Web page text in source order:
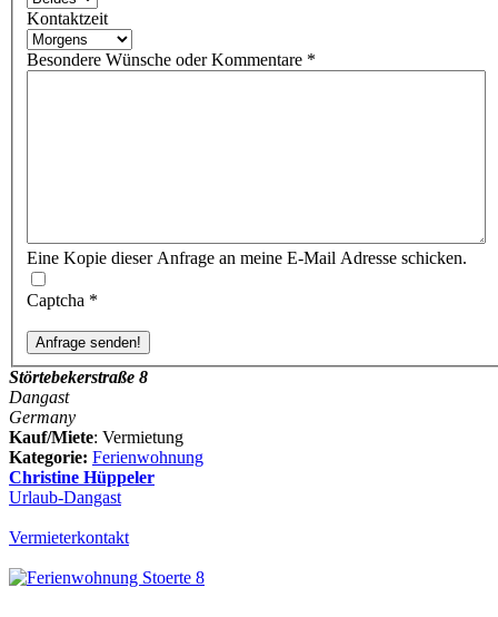
Kontaktzeit
Besondere Wünsche oder Kommentare *
Eine Kopie dieser Anfrage an meine E-Mail Adresse schicken.
Captcha *
Störtebekerstraße 8
Dangast
Germany
Kauf/Miete: Vermietung
Kategorie: Ferienwohnung
Christine Hüppeler
Urlaub-Dangast
Vermieterkontakt